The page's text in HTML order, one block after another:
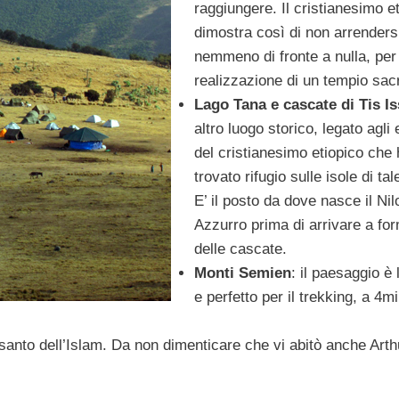
raggiungere. Il cristianesimo
dimostra così di non
nemmeno di fronte a nulla,
realizzazione di un tempio
Lago Tana e cascate di Tis
altro luogo storico, legato agli
del cristianesimo etiopico che
trovato rifugio sulle isole di
E’ il posto da dove nasce il
Azzurro prima di arrivare a
delle cascate.
Monti Semien: il paesaggio è
e perfetto per il trekking, a
dell’Islam. Da non dimenticare che vi abitò anche